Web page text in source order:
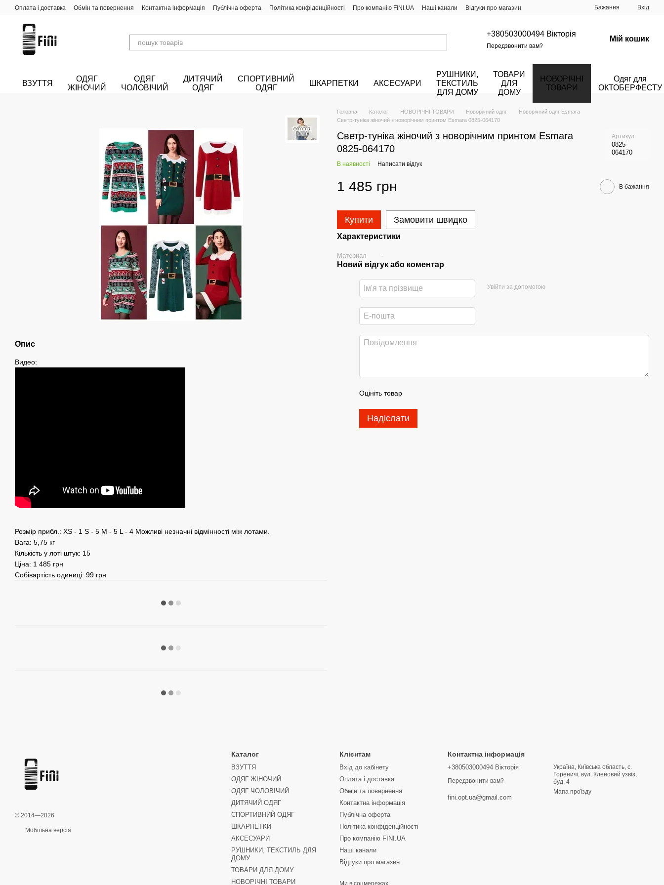
Перейти до основного контенту
Оплата і доставка Обмін та повернення Контактна інформація Публічна оферта Політика конфіденційності Про компанію FINI.UA Наші канали Відгуки про магазин Бажання Вхід
+380503000494 Вікторія
Передзвонити вам?
Мій кошик
ВЗУТТЯ
ОДЯГ
ЖІНОЧИЙ
ОДЯГ
ЧОЛОВІЧИЙ
ДИТЯЧИЙ
ОДЯГ
СПОРТИВНИЙ
ОДЯГ
ШКАРПЕТКИ АКСЕСУАРИ
РУШНИКИ,
ТЕКСТИЛЬ
ДЛЯ ДОМУ
ТОВАРИ
ДЛЯ
ДОМУ
НОВОРІЧНІ
ТОВАРИ
Одяг для
ОКТОБЕРФЕСТУ
Опис
Видео:
Розмір прибл.: XS - 1 S - 5 M - 5 L - 4 Можливі незначні відмінності між лотами.
Вага: 5,75 кг
Кількість у лоті штук: 15
Ціна: 1 485 грн
Собівартість одиниці: 99 грн
Головна Каталог НОВОРІЧНІ ТОВАРИ Новорічний одяг
Новорічний одяг Esmara
Светр-туніка жіночий з новорічним принтом Esmara 0825-064170
Светр-туніка жіночий з новорічним принтом Esmara
0825-064170
Артикул
0825-
064170
В наявності Написати відгук
1 485 грн В бажання
Купити Замовити швидко
Характеристики
Материал -
Новий відгук або коментар
Увійти за допомогою
Оцініть товар
Надіслати
© 2014—2026
Мобільна версія
Каталог
ВЗУТТЯ
ОДЯГ ЖІНОЧИЙ
ОДЯГ ЧОЛОВІЧИЙ
ДИТЯЧИЙ ОДЯГ
СПОРТИВНИЙ ОДЯГ
ШКАРПЕТКИ
АКСЕСУАРИ
РУШНИКИ, ТЕКСТИЛЬ ДЛЯ
ДОМУ
ТОВАРИ ДЛЯ ДОМУ
НОВОРІЧНІ ТОВАРИ
Клієнтам
Вхід до кабінету
Оплата і доставка
Обмін та повернення
Контактна інформація
Публічна оферта
Політика конфіденційності
Про компанію FINI.UA
Наші канали
Відгуки про магазин
Контактна інформація
+380503000494 Вікторія
Передзвонити вам?
fini.opt.ua@gmail.com
Україна, Київська область, с.
Гореничі, вул. Кленовий узвіз,
буд. 4
Мапа проїзду